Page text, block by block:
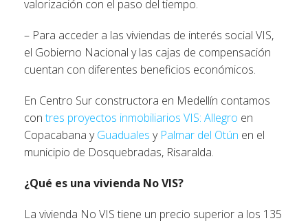
valorización con el paso del tiempo.
– Para acceder a las viviendas de interés social VIS,
el Gobierno Nacional y las cajas de compensación
cuentan con diferentes beneficios económicos.
En Centro Sur constructora en Medellín contamos
contres proyectos inmobiliarios VIS: Allegro en
Copacabana yGuaduales y Palmar del Otún en el
municipio de Dosquebradas, Risaralda.
¿Qué es una vivienda No VIS?
La vivienda No VIS tiene un precio superior a los 135